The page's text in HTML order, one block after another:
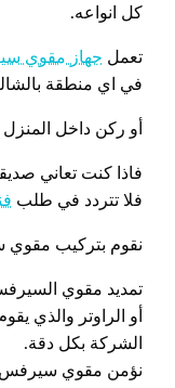
كل انواعه.
تعمل جهاز مقوي
في اي منطقة
أو ركن داخل
فاذا كنت تعاني
فلا تتردد في طلب
نقوم بتركيب
تمديد مقوي
أو الراوتر والذي
الشركة بكل دقة.
نؤمن مقوي سيرفس 4G وأيضا